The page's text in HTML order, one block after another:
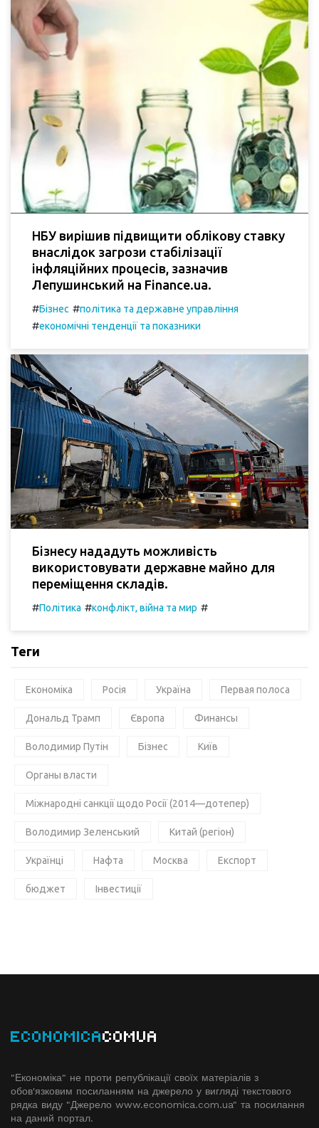
НБУ вирішив підвищити облікову ставку
внаслідок загрози стабілізації
інфляційних процесів, зазначив
Лепушинський на Finance.ua.
#Бізнес #політика та державне управління
#економічні тенденції та показники
Бізнесу нададуть можливість
використовувати державне майно для
переміщення складів.
#Політика #конфлікт, війна та мир #
Теги
Економіка Росія Україна Первая полоса
Дональд Трамп Європа Финансы
Володимир Путін Бізнес Київ
Органы власти
Міжнародні санкції щодо Росії (2014—дотепер)
Володимир Зеленський Китай (регіон)
Українці Нафта Москва Експорт
бюджет Інвестиції
ECONOMICACOMUA
"Економіка" не проти републікації своїх матеріалів з
обов'язковим посиланням на джерело у вигляді текстового
рядка виду "Джерело www.economiсa.com.ua" та посилання
на даний портал.